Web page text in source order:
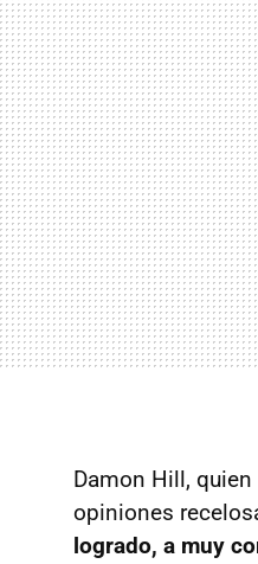
Damon Hill,
opiniones
logrado, a muy